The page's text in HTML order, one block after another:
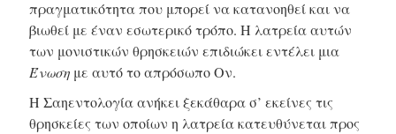
πραγματικότητα που μπορεί να κατανοηθεί και να
βιωθεί με έναν εσωτερικό τρόπο. Η λατρεία αυτών
των μονιστικών θρησκειών επιδιώκει εντέλει μια
Ένωση με αυτό το απρόσωπο Ον.
Η Σαηεντολογία ανήκει ξεκάθαρα σ’ εκείνες τις
θρησκείες των οποίων η λατρεία κατευθύνεται προς